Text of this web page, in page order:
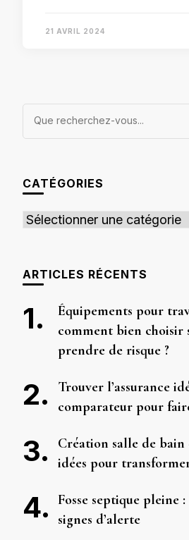
21 AVRIL 2024
Vous
CATÉGORIES
Catégories
ARTICLES RÉCENTS
Équipements pour
comment bien choisir
prendre de risque ?
Trouver l’assurance
comparateur pour
Création salle de bain
idées pour
Fosse septique pleine
signes d’alerte